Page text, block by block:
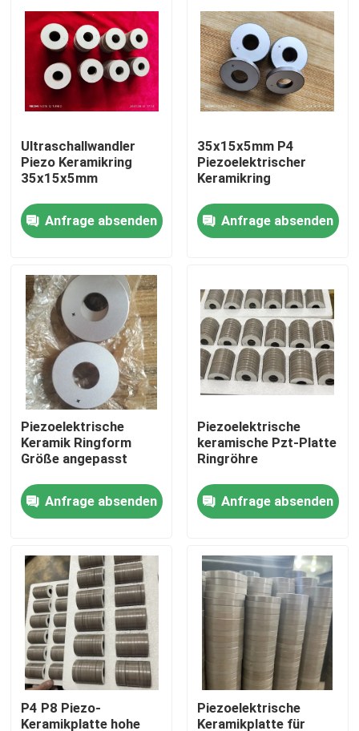
Produkte
Über uns
Fabrik-Ausflug
Qualitätskontrolle
Treten Sie mit uns in Verbindung
Fordern Sie ein Zitat
Reinigung Ultraschallwandler
High-Power-Ultraschallwandler
Multi Frequenz-Ultraschallwandler
Ultraschallwandler
Piezo Keramikring
35x15x5mm
Anfrage absenden
35x15x5mm P4
Piezoelektrischer
Keramikring
Anfrage absenden
Piezoelektrische
Keramik Ringform
Größe angepasst
Anfrage absenden
Piezoelektrische
keramische Pzt-Platte
Ringröhre
Anfrage absenden
P4 P8 Piezo-
Keramikplatte hohe
Piezoelektrische
Keramikplatte für